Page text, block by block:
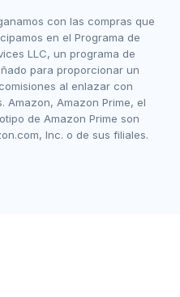
con las compras que
en el Programa de
LLC, un programa de
para proporcionar un
al enlazar con
Amazon, Amazon Prime, el
de Amazon Prime son
Inc. o de sus filiales.